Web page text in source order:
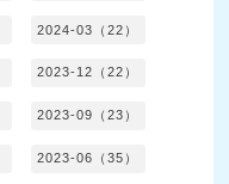
2024-03（22）
2023-12（22）
2023-09（23）
2023-06（35）